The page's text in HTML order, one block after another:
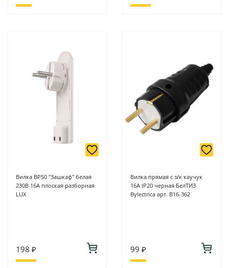
Вилка ВР50 "Зашкаф" белая
230В 16А плоская разборная
LUX
198 ₽
Вилка прямая с з/к каучук
16А IP20 черная БелТИЗ
Bylectrica арт. В16-362
99 ₽